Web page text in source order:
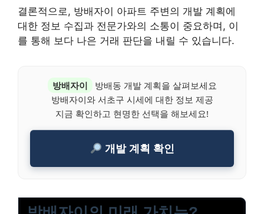
결론적으로, 방배자이 아파트 주변의 개발 계획에
대한 정보 수집과 전문가와의 소통이 중요하며, 이
를 통해 보다 나은 거래 판단을 내릴 수 있습니다.
방배자이
방배동 개발 계획을 살펴보세요
방배자이와 서초구 시세에 대한 정보 제공
지금 확인하고 현명한 선택을 해보세요!
개발 계획 확인